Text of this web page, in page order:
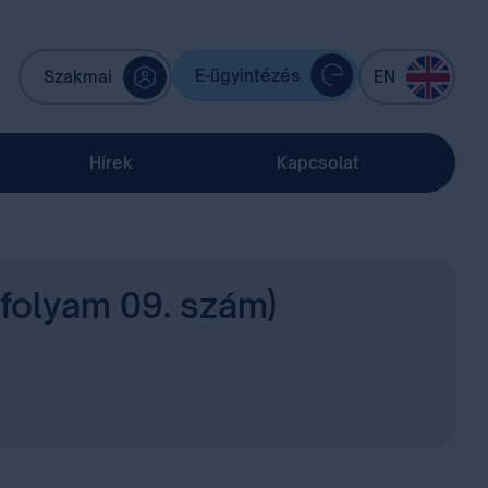
Szakmai E-ügyintézés EN
Hírek Kapcsolat
09. szám)